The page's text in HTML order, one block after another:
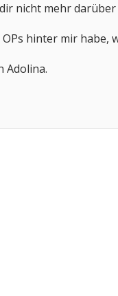
nicht mehr
hinter mir habe,
Adolina.